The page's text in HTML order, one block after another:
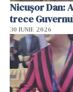
Nicușor Dan:
trece
30 IUNIE 2026